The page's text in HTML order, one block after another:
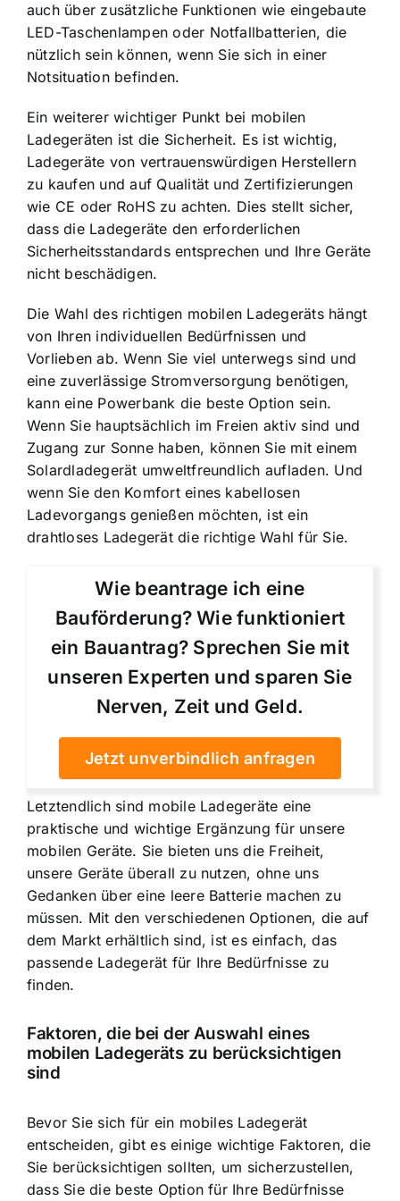
auch über zusätzliche Funktionen wie eingebaute
LED-Taschenlampen oder Notfallbatterien, die
nützlich sein können, wenn Sie sich in einer
Notsituation befinden.
Ein weiterer wichtiger Punkt bei mobilen
Ladegeräten ist die Sicherheit. Es ist wichtig,
Ladegeräte von vertrauenswürdigen Herstellern
zu kaufen und auf Qualität und Zertifizierungen
wie CE oder RoHS zu achten. Dies stellt sicher,
dass die Ladegeräte den erforderlichen
Sicherheitsstandards entsprechen und Ihre Geräte
nicht beschädigen.
Die Wahl des richtigen mobilen Ladegeräts hängt
von Ihren individuellen Bedürfnissen und
Vorlieben ab. Wenn Sie viel unterwegs sind und
eine zuverlässige Stromversorgung benötigen,
kann eine Powerbank die beste Option sein.
Wenn Sie hauptsächlich im Freien aktiv sind und
Zugang zur Sonne haben, können Sie mit einem
Solardladegerät umweltfreundlich aufladen. Und
wenn Sie den Komfort eines kabellosen
Ladevorgangs genießen möchten, ist ein
drahtloses Ladegerät die richtige Wahl für Sie.
Wie beantrage ich eine
Bauförderung? Wie funktioniert
ein Bauantrag? Sprechen Sie mit
unseren Experten und sparen Sie
Nerven, Zeit und Geld.
Jetzt unverbindlich anfragen
Letztendlich sind mobile Ladegeräte eine
praktische und wichtige Ergänzung für unsere
mobilen Geräte. Sie bieten uns die Freiheit,
unsere Geräte überall zu nutzen, ohne uns
Gedanken über eine leere Batterie machen zu
müssen. Mit den verschiedenen Optionen, die auf
dem Markt erhältlich sind, ist es einfach, das
passende Ladegerät für Ihre Bedürfnisse zu
finden.
Faktoren, die bei der Auswahl eines
mobilen Ladegeräts zu berücksichtigen
sind
Bevor Sie sich für ein mobiles Ladegerät
entscheiden, gibt es einige wichtige Faktoren, die
Sie berücksichtigen sollten, um sicherzustellen,
dass Sie die beste Option für Ihre Bedürfnisse